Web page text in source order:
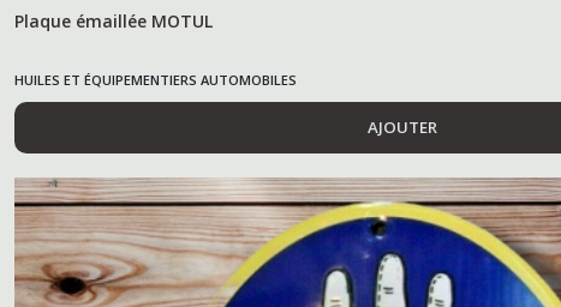
Plaque émaillée MOTUL
HUILES ET ÉQUIPEMENTIERS AUTOMOBILES
AJOUTER